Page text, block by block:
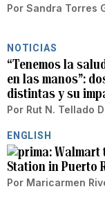
Por Sandra Torres
NOTICIAS
“Tenemos la
en las manos”:
distintas y su
Por Rut N. Tellado
ENGLISH
Walmart
Station in Puerto
Por Maricarmen